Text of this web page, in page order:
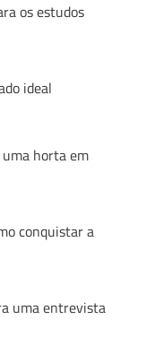
os estudos
ideal
horta em
conquistar a
uma entrevista